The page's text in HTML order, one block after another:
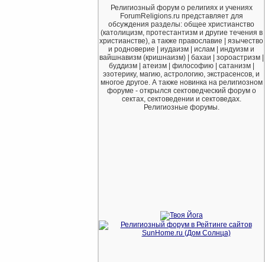
Религиозный форум о религиях и учениях
ForumReligions.ru представляет для
обсуждения разделы: общее христианство
(католицизм, протестантизм и другие течения в
христианстве), а также православие | язычество
и родноверие | иудаизм | ислам | индуизм и
вайшнавизм (кришнаизм) | бахаи | зороастризм |
буддизм | атеизм | философию | сатанизм |
эзотерику, магию, астрологию, экстрасенсов, и
многое другое. А также новинка на религиозном
форуме - открылся сектоведческий форум о
сектах, сектоведении и сектоведах.
Религиозные форумы.